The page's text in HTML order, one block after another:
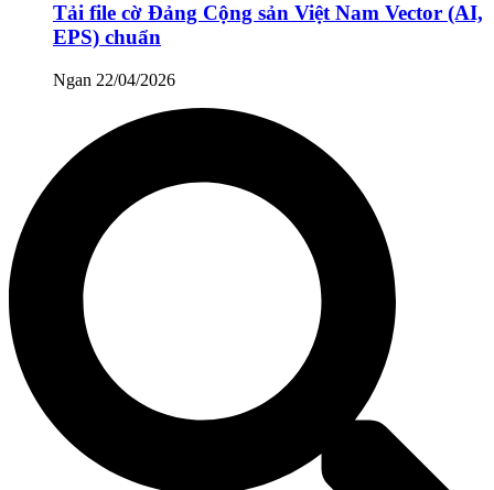
Tải file cờ Đảng Cộng sản Việt Nam Vector (AI,
EPS) chuẩn
Ngan 22/04/2026